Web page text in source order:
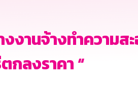
งงานจ้างทำความ
กลงราคา “